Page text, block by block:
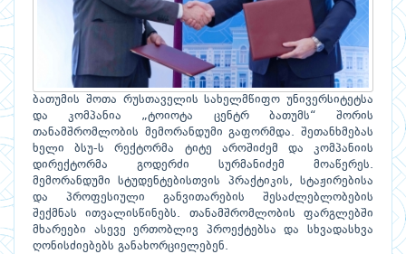
ბათუმის შოთა რუსთაველის სახელმწიფო უნივერსიტეტსა
და კომპანია „ტოიოტა ცენტრ ბათუმს“ შორის
თანამშრომლობის მემორანდუმი გაფორმდა. შეთანხმებას
ხელი ბსუ-ს რექტორმა ტიტე აროშიძემ და კომპანიის
დირექტორმა გოდერძი სურმანიძემ მოაწერეს.
მემორანდუმი სტუდენტებისთვის პრაქტიკის, სტაჟირებისა
და პროფესიული განვითარების შესაძლებლობების
შექმნას ითვალისწინებს. თანამშრომლობის ფარგლებში
მხარეები ასევე ერთობლივ პროექტებსა და სხვადასხვა
ღონისძიებებს განახორციელებენ.